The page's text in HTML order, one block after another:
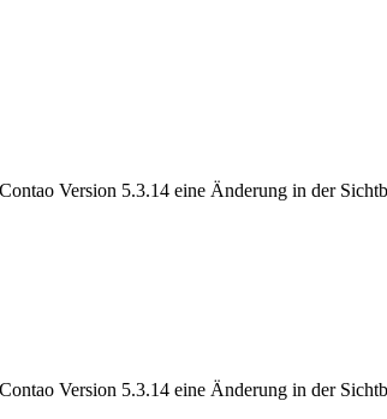
Version 5.3.14 eine Änderung in der
Version 5.3.14 eine Änderung in der